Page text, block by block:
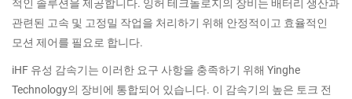
적인 솔루션을 제공합니다. 잉허 테크놀로지의 장비는 배터리 생산과
관련된 고속 및 고정밀 작업을 처리하기 위해 안정적이고 효율적인
모션 제어를 필요로 합니다.
iHF 유성 감속기는 이러한 요구 사항을 충족하기 위해 Yinghe
Technology의 장비에 통합되어 있습니다. 이 감속기의 높은 토크 전